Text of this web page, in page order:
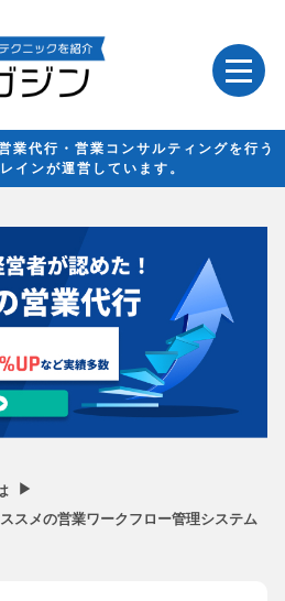
業代行・営業コンサルティングを行う
インが運営しています。
▶︎
スメの営業ワークフロー管理システム